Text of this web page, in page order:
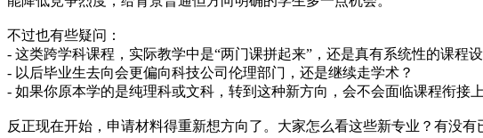
不过也有些疑问：
- 这类跨学科课程，实际教学中是“两门课拼起来”，还是真有系统性的课程
- 以后毕业生去向会更偏向科技公司伦理部门，还是继续走学术？
- 如果你原本学的是纯理科或文科，转到这种新方向，会不会面临课程衔接
反正现在开始，申请材料得重新想方向了。大家怎么看这些新专业？有没